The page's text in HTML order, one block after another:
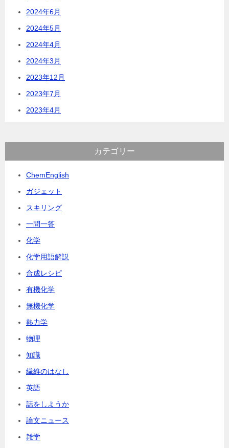
2024年6月
2024年5月
2024年4月
2024年3月
2023年12月
2023年7月
2023年4月
カテゴリー
ChemEnglish
ガジェット
スキリング
一問一答
化学
化学用語解説
合成レシピ
有機化学
無機化学
熱力学
物理
知識
繊維のはなし
英語
話をしようか
論文ニュース
雑学